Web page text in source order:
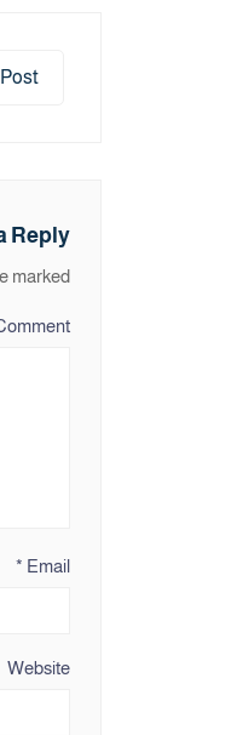
Reply
marked
Email
*
Website